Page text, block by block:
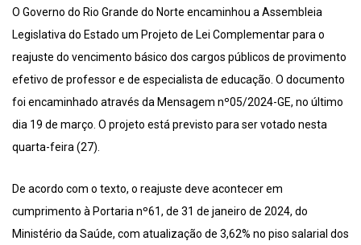
O Governo do Rio Grande do Norte encaminhou a Assembleia
Legislativa do Estado um Projeto de Lei Complementar para o
reajuste do vencimento básico dos cargos públicos de provimento
efetivo de professor e de especialista de educação. O documento
foi encaminhado através da Mensagem nº05/2024-GE, no último
dia 19 de março. O projeto está previsto para ser votado nesta
quarta-feira (27).
De acordo com o texto, o reajuste deve acontecer em
cumprimento à Portaria nº61, de 31 de janeiro de 2024, do
Ministério da Saúde, com atualização de 3,62% no piso salarial dos